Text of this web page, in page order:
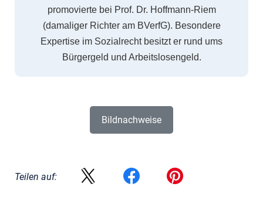
promovierte bei Prof. Dr. Hoffmann-Riem
(damaliger Richter am BVerfG). Besondere
Expertise im Sozialrecht besitzt er rund ums
Bürgergeld und Arbeitslosengeld.
Bildnachweise
Teilen auf: